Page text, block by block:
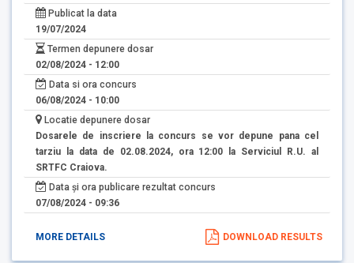
Publicat la data
19/07/2024
Termen depunere dosar
02/08/2024 - 12:00
Data si ora concurs
06/08/2024 - 10:00
Locatie depunere dosar
Dosarele de inscriere la concurs se vor depune pana cel
tarziu la data de 02.08.2024, ora 12:00 la Serviciul R.U. al
SRTFC Craiova.
Data și ora publicare rezultat concurs
07/08/2024 - 09:36
MORE DETAILS DOWNLOAD RESULTS